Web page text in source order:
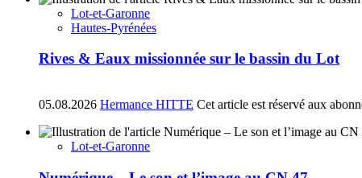
Lot-et-Garonne
Hautes-Pyrénées
Rives & Eaux missionnée sur le bassin du Lot
05.08.2026 Hermance HITTE Cet article est réservé aux
Lot-et-Garonne